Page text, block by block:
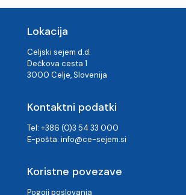
Lokacija
Celjski sejem d.d.
Dečkova cesta 1
3000 Celje, Slovenija
Kontaktni podatki
Tel: +386 (0)3 54 33 000
E-pošta: info@ce-sejem.si
Koristne povezave
Pogoji poslovanja